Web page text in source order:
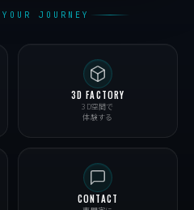
JOURNEY
3D FACTORY
3D空間で
体験する
CONTACT